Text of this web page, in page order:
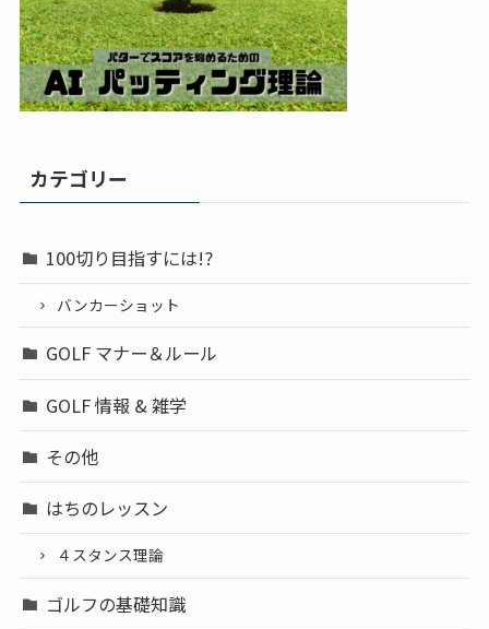
カテゴリー
100切り目指すには!?
バンカーショット
GOLF マナー＆ルール
GOLF 情報 & 雑学
その他
はちのレッスン
４スタンス理論
ゴルフの基礎知識